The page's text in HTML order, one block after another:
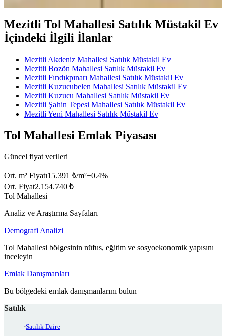
Mezitli Tol Mahallesi Satılık Müstakil Ev
İçindeki İlgili İlanlar
Mezitli Akdeniz Mahallesi Satılık Müstakil Ev
Mezitli Bozön Mahallesi Satılık Müstakil Ev
Mezitli Fındıkpınarı Mahallesi Satılık Müstakil Ev
Mezitli Kuzucubelen Mahallesi Satılık Müstakil Ev
Mezitli Kuzucu Mahallesi Satılık Müstakil Ev
Mezitli Şahin Tepesi Mahallesi Satılık Müstakil Ev
Mezitli Yeni Mahallesi Satılık Müstakil Ev
Tol Mahallesi Emlak Piyasası
Güncel fiyat verileri
Ort. m² Fiyatı15.391 ₺/m²+0.4%
Ort. Fiyat2.154.740 ₺
Tol Mahallesi
Analiz ve Araştırma Sayfaları
Demografi Analizi
Tol Mahallesi bölgesinin nüfus, eğitim ve sosyoekonomik yapısını
inceleyin
Emlak Danışmanları
Bu bölgedeki emlak danışmanlarını bulun
Satılık
Satılık Daire